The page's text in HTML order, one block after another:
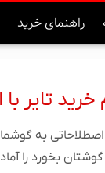
راهنمای خرید
تایر
اصطلاحاتی به
بخورد را